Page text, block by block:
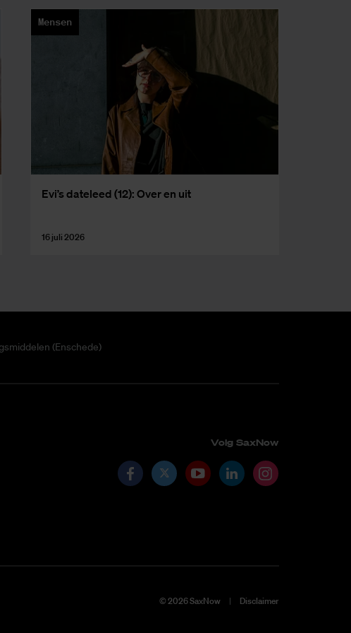
Mensen
Evi’s da­te­leed (12): Over en uit
16 juli 2026
(Enschede)
Volg SaxNow
©2026SaxNow Disclaimer